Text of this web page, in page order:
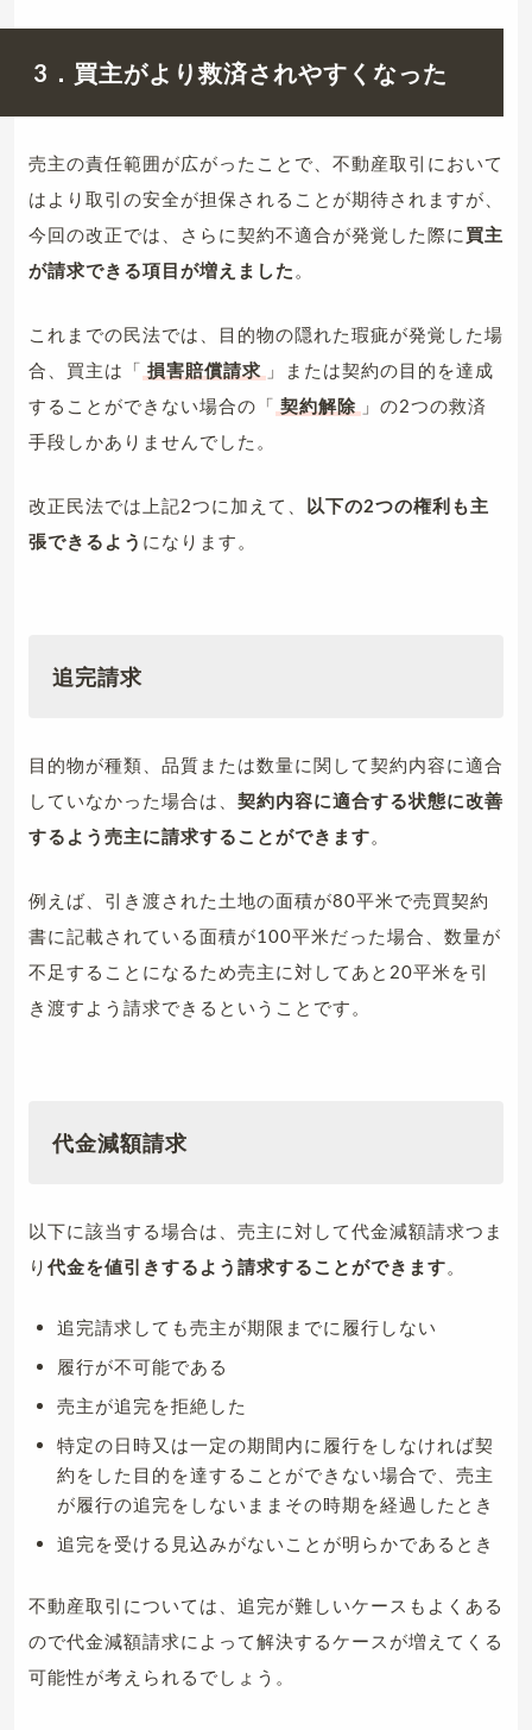
3．買主がより救済されやすくなった
売主の責任範囲が広がったことで、不動産取引において
はより取引の安全が担保されることが期待されますが、
今回の改正では、さらに契約不適合が発覚した際に 買主
が請求できる項目が増えました 。
これまでの民法では、目的物の隠れた瑕疵が発覚した場
合、買主は「 損害賠償請求 」または契約の目的を達成
することができない場合の「 契約解除 」の2つの救済
手段しかありませんでした。
改正民法では上記2つに加えて、 以下の2つの権利も主
張できるよう になります。
追完請求
目的物が種類、品質または数量に関して契約内容に適合
していなかった場合は、 契約内容に適合する状態に改善
するよう売主に請求することができます。
例えば、引き渡された土地の面積が80平米で売買契約
書に記載されている面積が100平米だった場合、数量が
不足することになるため売主に対してあと20平米を引
き渡すよう請求できるということです。
代金減額請求
以下に該当する場合は、売主に対して代金減額請求つま
り 代金を値引きするよう請求することができます。
追完請求しても売主が期限までに履行しない
履行が不可能である
売主が追完を拒絶した
特定の日時又は一定の期間内に履行をしなければ契
約をした目的を達することができない場合で、売主
が履行の追完をしないままその時期を経過したとき
追完を受ける見込みがないことが明らかであるとき
不動産取引については、追完が難しいケースもよくある
ので代金減額請求によって解決するケースが増えてくる
可能性が考えられるでしょう。